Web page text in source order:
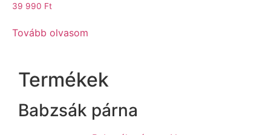
Termékek
Babzsák párna
39 990 Ft
Tovább olvasom